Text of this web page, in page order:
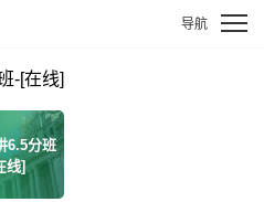
-[在线]
6.5分班
线]